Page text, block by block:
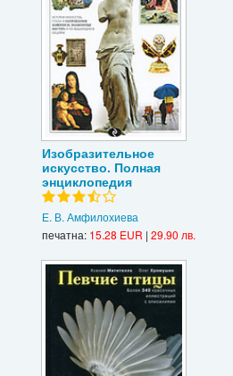
Изобразительное
искусство. Полная
энциклопедия
Е. В. Амфилохиева
печатна: 15.28 EUR | 29.90 лв.